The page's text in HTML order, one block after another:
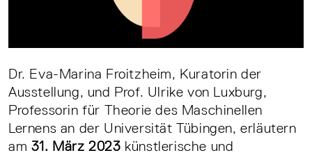
Dr. Eva-Marina Froitzheim, Kuratorin der
Ausstellung, und Prof. Ulrike von Luxburg,
Professorin für Theorie des Maschinellen
Lernens an der Universität Tübingen, erläutern
am 31. März 2023 künstlerische und